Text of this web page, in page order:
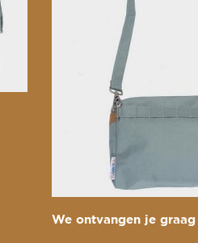
We ontvangen je